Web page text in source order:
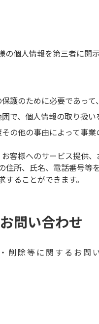
個人情報を第三者に開
護のために必要であっ
で、個人情報の取り扱い
の他の事由によって事
客様へのサービス提供
住所、氏名、電話番号等
ることができます。
問い合わせ
削除等に関するお問